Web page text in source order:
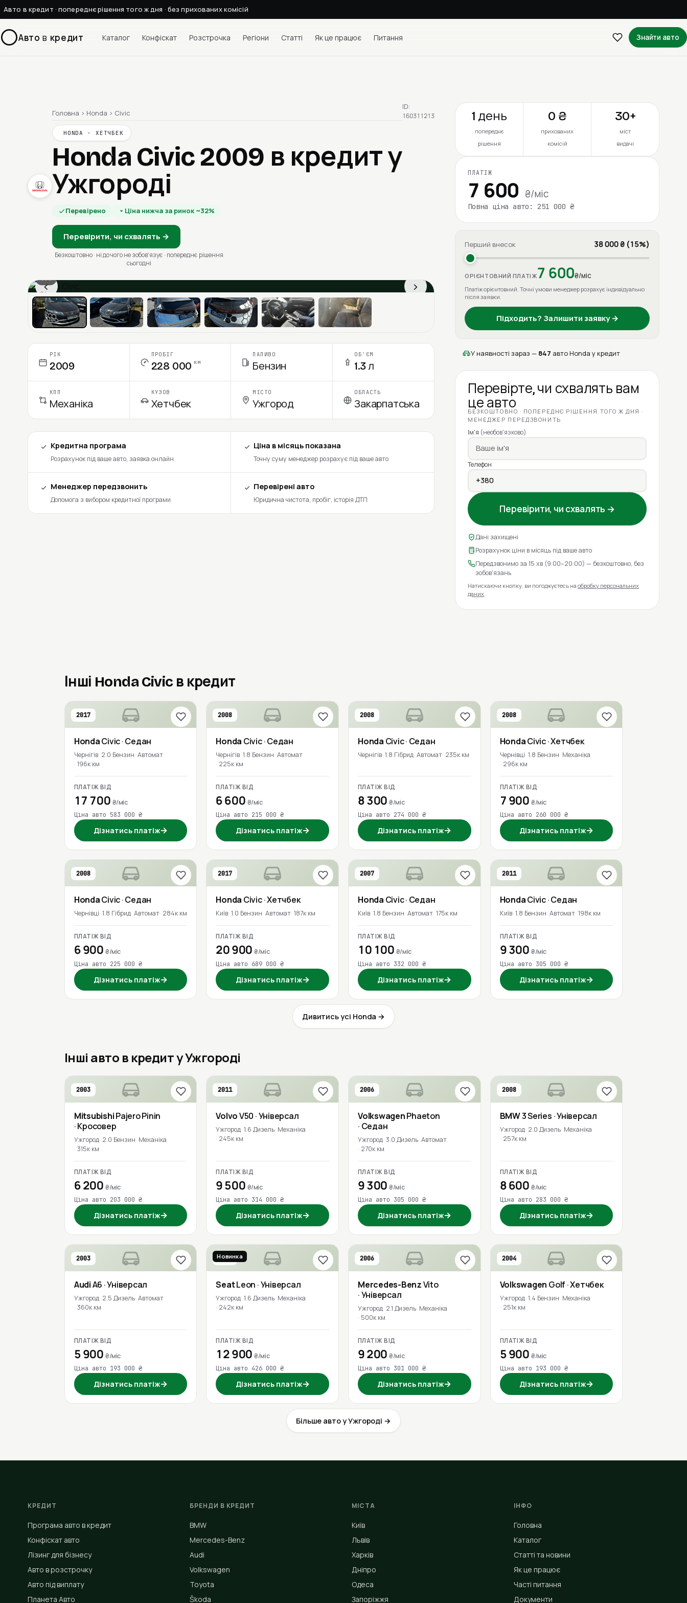
Авто в кредит · попереднє рішення того ж дня · без прихованих комісій
Авто в кредит Каталог Конфіскат Розстрочка Регіони Статті Як це працює Питання Знайти авто
Головна › Honda › Civic
HONDA · ХЕТЧБЕК
Honda Civic 2009 в кредит у
Ужгороді
Перевірено Ціна нижча за ринок ~32%
Перевірити, чи схвалять →
Безкоштовно · ні до чого не зобовʼязує · попереднє рішення
сьогодні
ID:
160311213
‹ ›
1 / 7
Ціна в місяць
РІК
2009
ПРОБІГ
228 000 км
ПАЛИВО
Бензин
ОБ'ЄМ
1.3 л
КПП
Механіка
КУЗОВ
Хетчбек
МІСТО
Ужгород
ОБЛАСТЬ
Закарпатська
Кредитна програма
Розрахунок під ваше авто, заявка онлайн
Ціна в місяць показана
Точну суму менеджер розрахує під ваше авто
Менеджер передзвонить
Допомога з вибором кредитної програми
Перевірені авто
Юридична чистота, пробіг, історія ДТП
1 день
попереднє
рішення
0 ₴
прихованих
комісій
30+
міст
видачі
ПЛАТІЖ
7 600 ₴/міс
Повна ціна авто: 251 000 ₴
Перший внесок 38 000 ₴ (15%)
ОРІЄНТОВНИЙ ПЛАТІЖ7 600₴/міс
Платіж орієнтовний. Точні умови менеджер розрахує індивідуально
після заявки.
Підходить? Залишити заявку →
У наявності зараз — 847 авто Honda у кредит
Перевірте, чи схвалять вам
це авто
БЕЗКОШТОВНО · ПОПЕРЕДНЄ РІШЕННЯ ТОГО Ж ДНЯ ·
МЕНЕДЖЕР ПЕРЕДЗВОНИТЬ
Ім'я (необов'язково)
Телефон
Перевірити, чи схвалять →
Дані захищені
Розрахунок ціни в місяць під ваше авто
Передзвонимо за 15 хв (9:00–20:00) — безкоштовно, без
зобов'язань
Натискаючи кнопку, ви погоджуєтесь наобробку персональних
даних
Інші Honda Civic в кредит
2017
HondaCivic· Седан
Чернігів 2.0 Бензин Автомат
196к км
ПЛАТІЖ ВІД
17 700 ₴/міс
Ціна авто 583 000 ₴
Дізнатись платіж→
2008
Honda Civic· Седан
Чернігів 1.8 Бензин Автомат
225к км
ПЛАТІЖ ВІД
6 600 ₴/міс
Ціна авто 215 000 ₴
Дізнатись платіж→
2008
Honda Civic· Седан
Чернігів 1.8 Гібрид Автомат 235к км
ПЛАТІЖ ВІД
8 300₴/міс
Ціна авто 274 000 ₴
Дізнатись платіж→
2008
HondaCivic· Хетчбек
Чернівці 1.8 Бензин Механіка
296к км
ПЛАТІЖ ВІД
7 900 ₴/міс
Ціна авто 260 000 ₴
Дізнатись платіж→
2008
HondaCivic· Седан
Чернівці 1.8 Гібрид Автомат 284к км
ПЛАТІЖ ВІД
6 900₴/міс
Ціна авто 225 000 ₴
Дізнатись платіж→
2017
Honda Civic· Хетчбек
Київ 1.0 Бензин Автомат 187к км
ПЛАТІЖ ВІД
20 900₴/міс
Ціна авто 689 000 ₴
Дізнатись платіж→
2007
Honda Civic· Седан
Київ 1.8 Бензин Автомат 175к км
ПЛАТІЖ ВІД
10 100 ₴/міс
Ціна авто 332 000 ₴
Дізнатись платіж→
2011
HondaCivic· Седан
Київ 1.8 Бензин Автомат 198к км
ПЛАТІЖ ВІД
9 300 ₴/міс
Ціна авто 305 000 ₴
Дізнатись платіж→
Дивитись усі Honda →
Інші авто в кредит у Ужгороді
2003
MitsubishiPajero Pinin
· Кросовер
Ужгород 2.0 Бензин Механіка
315к км
ПЛАТІЖ ВІД
6 200₴/міс
Ціна авто 203 000 ₴
Дізнатись платіж→
2011
VolvoV50 · Універсал
Ужгород 1.6 Дизель Механіка
245к км
ПЛАТІЖ ВІД
9 500 ₴/міс
Ціна авто 314 000 ₴
Дізнатись платіж→
2006
VolkswagenPhaeton
· Седан
Ужгород 3.0 Дизель Автомат
270к км
ПЛАТІЖ ВІД
9 300₴/міс
Ціна авто 305 000 ₴
Дізнатись платіж→
2008
BMW3 Series · Універсал
Ужгород 2.0 Дизель Механіка
257к км
ПЛАТІЖ ВІД
8 600 ₴/міс
Ціна авто 283 000 ₴
Дізнатись платіж→
2003
AudiA6 · Універсал
Ужгород 2.5 Дизель Автомат
360к км
ПЛАТІЖ ВІД
5 900₴/міс
Ціна авто 193 000 ₴
Дізнатись платіж→
2016
Новинка
SeatLeon · Універсал
Ужгород 1.6 Дизель Механіка
242к км
ПЛАТІЖ ВІД
12 900₴/міс
Ціна авто 426 000 ₴
Дізнатись платіж→
2006
Mercedes-BenzVito
· Універсал
Ужгород 2.1 Дизель Механіка
500к км
ПЛАТІЖ ВІД
9 200₴/міс
Ціна авто 301 000 ₴
Дізнатись платіж→
2004
Volkswagen Golf · Хетчбек
Ужгород 1.4 Бензин Механіка
251к км
ПЛАТІЖ ВІД
5 900 ₴/міс
Ціна авто 193 000 ₴
Дізнатись платіж→
Більше авто у Ужгороді →
КРЕДИТ
Програма авто в кредит
Конфіскат авто
Лізинг для бізнесу
Авто в розстрочку
Авто під виплату
Планета Авто
БРЕНДИ В КРЕДИТ
BMW
Mercedes-Benz
Audi
Volkswagen
Toyota
Škoda
МІСТА
Київ
Львів
Харків
Дніпро
Одеса
Запоріжжя
ІНФО
Головна
Каталог
Статті та новини
Як це працює
Часті питання
Документи